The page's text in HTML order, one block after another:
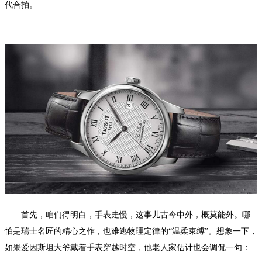
代合拍。
首先，咱们得明白，手表走慢，这事儿古今中外，概莫能外。哪
怕是瑞士名匠的精心之作，也难逃物理定律的“温柔束缚”。想象一下，
如果爱因斯坦大爷戴着手表穿越时空，他老人家估计也会调侃一句：